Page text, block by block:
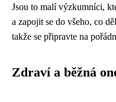
Jsou to malí výzkumníci,
a zapojit se do všeho, co
takže se připravte na
Zdraví a běžná